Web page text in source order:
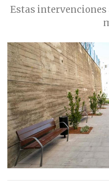
Estas intervenciones